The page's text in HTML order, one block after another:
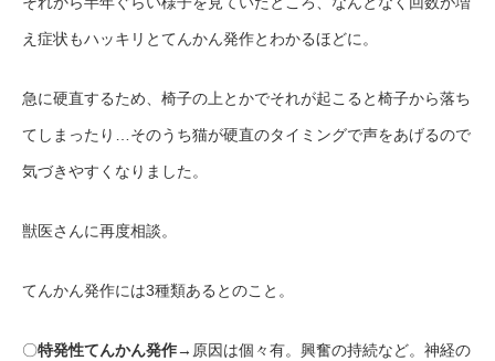
え症状もハッキリとてんかん発作とわかるほどに。
急に硬直するため、椅子の上とかでそれが起こると椅子から落ち
てしまったり…そのうち猫が硬直のタイミングで声をあげるので
気づきやすくなりました。
獣医さんに再度相談。
てんかん発作には3種類あるとのこと。
〇特発性てんかん発作→原因は個々有。興奮の持続など。神経の